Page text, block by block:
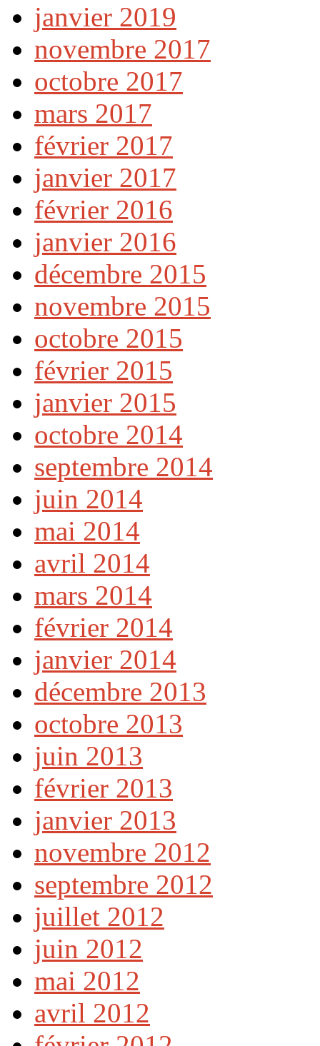
janvier 2019
novembre 2017
octobre 2017
mars 2017
février 2017
janvier 2017
février 2016
janvier 2016
décembre 2015
novembre 2015
octobre 2015
février 2015
janvier 2015
octobre 2014
septembre 2014
juin 2014
mai 2014
avril 2014
mars 2014
février 2014
janvier 2014
décembre 2013
octobre 2013
juin 2013
février 2013
janvier 2013
novembre 2012
septembre 2012
juillet 2012
juin 2012
mai 2012
avril 2012